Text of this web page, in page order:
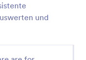
und
und
zu erfassen,
rund